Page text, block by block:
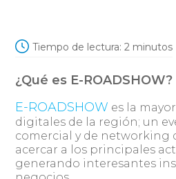
Tiempo de lectura: 2 minutos
¿Qué es E-ROADSHOW?
E-ROADSHOW es la
digitales de la región; un
comercial y de networking
acercar a los principales
generando interesantes